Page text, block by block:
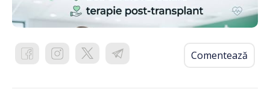
Comentează